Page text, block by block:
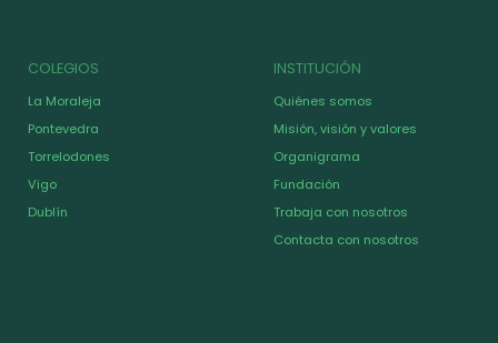
COLEGIOS
La Moraleja
Pontevedra
Torrelodones
Vigo
Dublín
INSTITUCIÓN
Quiénes somos
Misión, visión y valores
Organigrama
Fundación
Trabaja con nosotros
Contacta con nosotros